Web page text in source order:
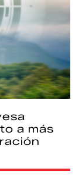
a más